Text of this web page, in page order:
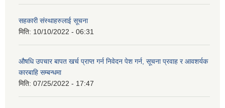
सहकारी संस्थाहरुलाई सूचना
मिति: 10/10/2022 - 06:31
औषधि उपचार बापत खर्च प्राप्त गर्न निवेदन पेश गर्न, सूचना प्रवाह र आवशर्यक
कारबाहि सम्बन्धमा
मिति: 07/25/2022 - 17:47